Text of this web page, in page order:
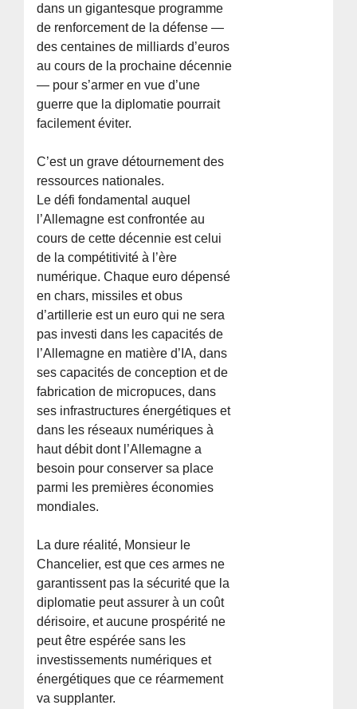
dans un gigantesque programme
de renforcement de la défense —
des centaines de milliards d’euros
au cours de la prochaine décennie
— pour s’armer en vue d’une
guerre que la diplomatie pourrait
facilement éviter.
C’est un grave détournement des
ressources nationales.
Le défi fondamental auquel
l’Allemagne est confrontée au
cours de cette décennie est celui
de la compétitivité à l’ère
numérique. Chaque euro dépensé
en chars, missiles et obus
d’artillerie est un euro qui ne sera
pas investi dans les capacités de
l’Allemagne en matière d’IA, dans
ses capacités de conception et de
fabrication de micropuces, dans
ses infrastructures énergétiques et
dans les réseaux numériques à
haut débit dont l’Allemagne a
besoin pour conserver sa place
parmi les premières économies
mondiales.
La dure réalité, Monsieur le
Chancelier, est que ces armes ne
garantissent pas la sécurité que la
diplomatie peut assurer à un coût
dérisoire, et aucune prospérité ne
peut être espérée sans les
investissements numériques et
énergétiques que ce réarmement
va supplanter.